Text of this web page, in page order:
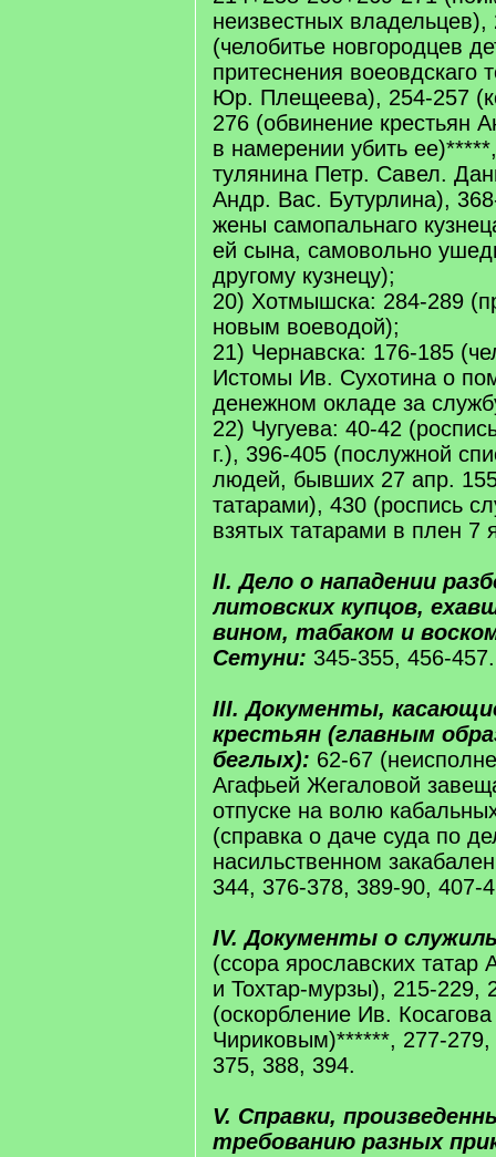
неизвестных владельцев),
(челобитье новгородцев
притеснения
Юр. Плещеева), 254-257
276 (обвинение крестьян
в намерении убить
тулянина Петр. Савел.
Андр. Вас. Бутурлина),
жены самопальнаго
ей сына, самовольно
другому кузнецу);
20) Хотмышска: 284-289
новым воеводой);
21) Чернавска: 176-185
Истомы Ив. Сухотина о
денежном окладе за
22) Чугуева: 40-42
г.), 396-405 (послужной
людей, бывших 27 апр.
татарами), 430 (роспись
взятых татарами в плен 7
II. Дело о нападении
литовских купцов,
вином, табаком и
Сетуни: 345-355, 456-457.
III. Документы,
крестьян (главным
беглых): 62-67
Агафьей Жегаловой
отпуске на волю
(справка о даче суда по
насильственном
344, 376-378, 389-90, 407-
IV. Документы о
(ссора ярославских татар
и Тохтар-мурзы), 215-229,
(оскорбление Ив.
Чириковым)******, 277-
375, 388, 394.
V. Справки,
требованию разных